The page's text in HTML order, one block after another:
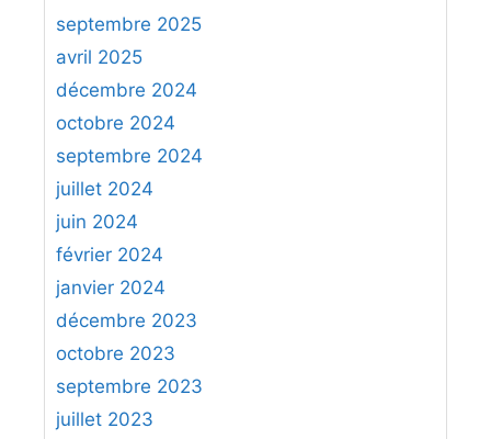
r
:
septembre 2025
avril 2025
décembre 2024
octobre 2024
septembre 2024
juillet 2024
juin 2024
février 2024
janvier 2024
décembre 2023
octobre 2023
septembre 2023
juillet 2023